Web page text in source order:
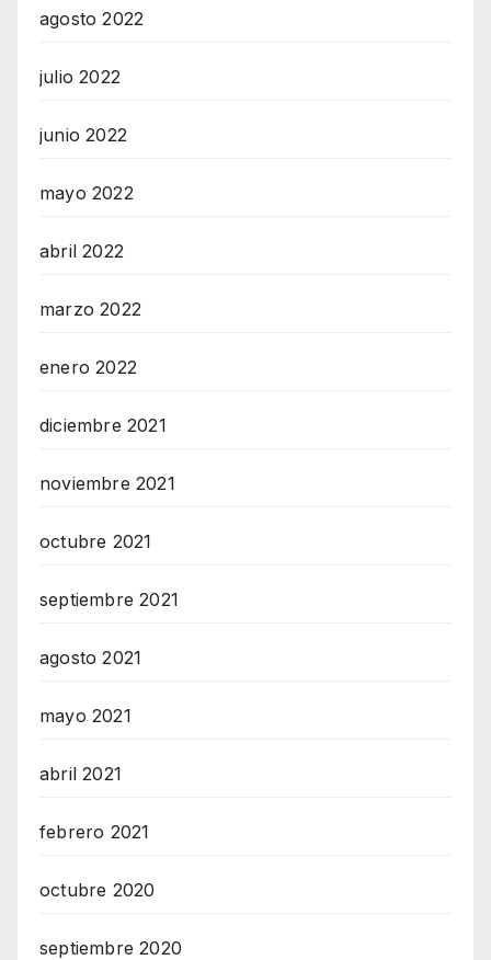
agosto 2022
julio 2022
junio 2022
mayo 2022
abril 2022
marzo 2022
enero 2022
diciembre 2021
noviembre 2021
octubre 2021
septiembre 2021
agosto 2021
mayo 2021
abril 2021
febrero 2021
octubre 2020
septiembre 2020